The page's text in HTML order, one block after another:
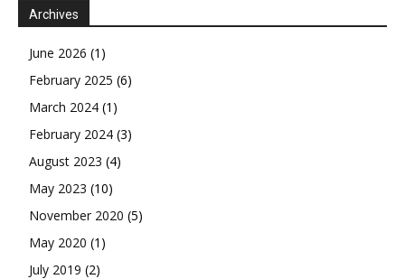
Archives
June 2026 (1)
February 2025 (6)
March 2024 (1)
February 2024 (3)
August 2023 (4)
May 2023 (10)
November 2020 (5)
May 2020 (1)
July 2019 (2)